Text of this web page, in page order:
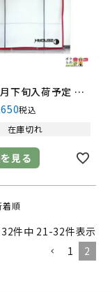
2026年8月下旬入荷予定 ゼノア 刈払機純正アクセサリー 飛散防止ネットPro 584294601
税込
在庫切れ
見る
着順
32件中 21 -32件表示
1
2